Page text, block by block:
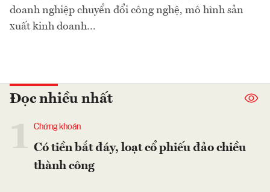
doanh nghiệp chuyển đổi công nghệ, mô hình sản
xuất kinh doanh…
Đọc nhiều nhất
Chứng khoán
Có tiền bắt đáy, loạt cổ phiếu đảo chiều
thành công